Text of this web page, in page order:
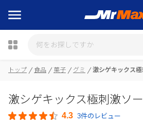
瓶詰
トップ 食品 菓子 グミ 激シゲキックス
激シゲキックス極刺激ソ
4.3 3件のレビュー